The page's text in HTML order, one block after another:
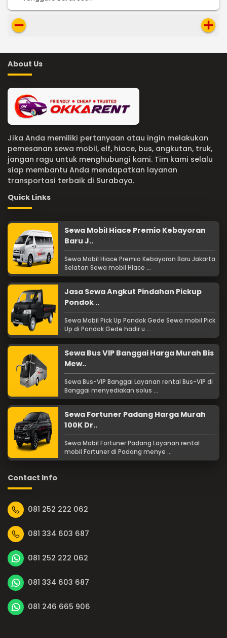
remove add
About Us
Jika Anda memiliki pertanyaan atau ingin melakukan
pemesanan sewa mobil, elf, hiace, bus, angkutan, truk,
jangan ragu untuk menghubungi kami. Tim kami selalu
siap membantu Anda mendapatkan layanan
transportasi terbaik di Surabaya.
Quick Links
Sewa Mobil Hiace Premio Kebayoran
Baru J..
Sewa Mobil Hiace Premio Kebayoran Baru Jakarta
Selatan Sewa mobil Hiace ...
Jasa Sewa Angkut Pindahan Pickup
Pondok ..
Sewa Mobil Pick Up Pondok Gede Sewa mobil Pick
Up di Pondok Gede hadir u ...
Sewa Bus VIP Banggai Harga Murah Bis
Mew..
Sewa Bus-VIP Banggai Layanan rental Bus-VIP di
Banggai menyediakan solus ...
Sewa Fortuner Padang Harga Murah
100K Dr..
Sewa Mobil Fortuner Padang Layanan rental
mobil Fortuner di Padang menye ...
Contact Info
081 252 222 062
081 334 603 687
081 252 222 062
081 334 603 687
081 246 665 906